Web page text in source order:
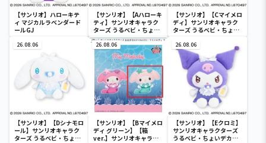
【サンリオ】ハローキテ
ィ マジカルラベンダード
ールGJ
【サンリオ】【Aハローキ
ティ】サンリオキャラク
ターズ うるベビ・ちょい
デカドール
【サンリオ】【Cマイメロ
ディ】サンリオキャラク
ターズ うるベビ・ちょい
26.08.06
【サンリオ】【Dシナモロ
ール】サンリオキャラク
ターズ うるベビ・ちょい
26.08.06
【サンリオ】【Bマイメロ
ディ グリーン】【箱
ver.】サンリオキャラク
26.08.06
【サンリオ】【Eクロミ】
サンリオキャラクターズ
うるベビ・ちょいデカド